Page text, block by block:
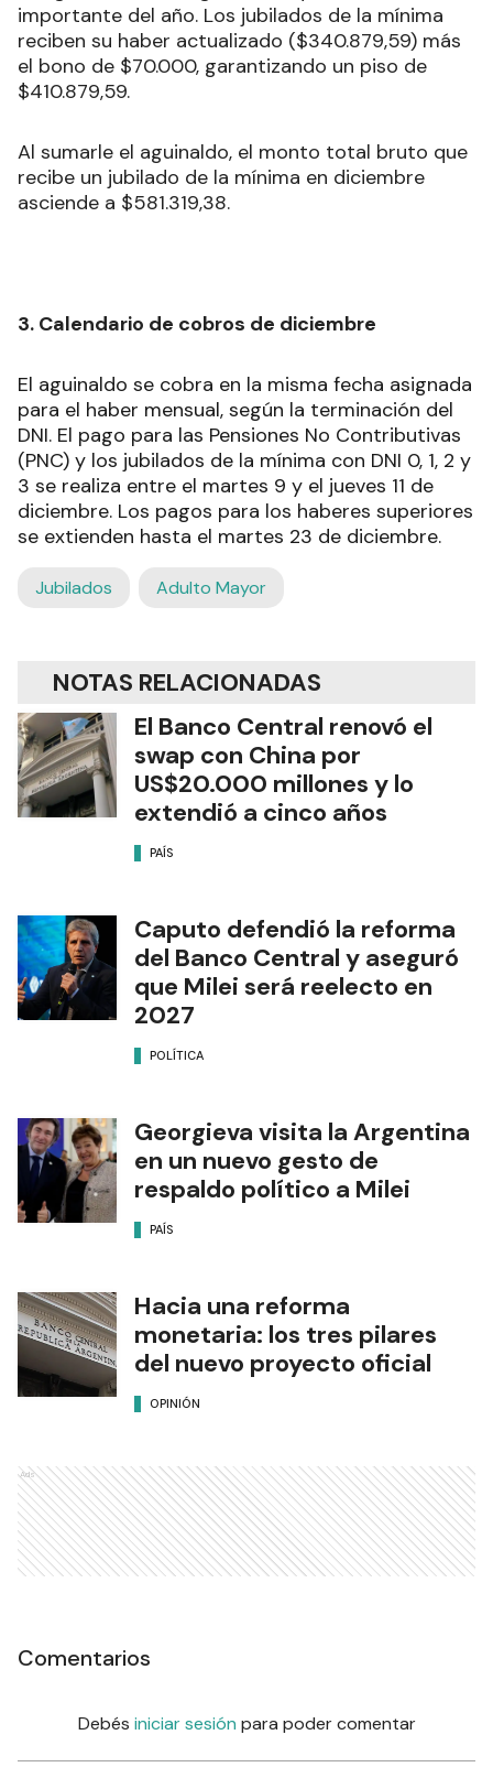
importante del año. Los jubilados de la mínima
reciben su haber actualizado ($340.879,59) más
el bono de $70.000, garantizando un piso de
$410.879,59.
Al sumarle el aguinaldo, el monto total bruto que
recibe un jubilado de la mínima en diciembre
asciende a $581.319,38.
3. Calendario de cobros de diciembre
El aguinaldo se cobra en la misma fecha asignada
para el haber mensual, según la terminación del
DNI. El pago para las Pensiones No Contributivas
(PNC) y los jubilados de la mínima con DNI 0, 1, 2 y
3 se realiza entre el martes 9 y el jueves 11 de
diciembre. Los pagos para los haberes superiores
se extienden hasta el martes 23 de diciembre.
Jubilados Adulto Mayor
NOTAS RELACIONADAS
El Banco Central renovó el
swap con China por
US$20.000 millones y lo
extendió a cinco años
PAÍS
Caputo defendió la reforma
del Banco Central y aseguró
que Milei será reelecto en
2027
POLÍTICA
Georgieva visita la Argentina
en un nuevo gesto de
respaldo político a Milei
PAÍS
Hacia una reforma
monetaria: los tres pilares
del nuevo proyecto oficial
OPINIÓN
Ads
Comentarios
Debés iniciar sesión para poder comentar